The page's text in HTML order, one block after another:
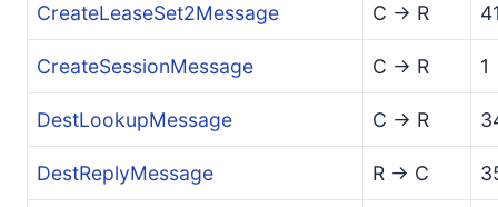
CreateLeaseSet2Message C -> R
CreateSessionMessage C -> R 1
DestLookupMessage C -> R
DestReplyMessage R -> C